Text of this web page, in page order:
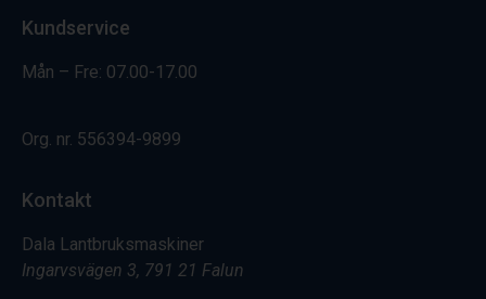
Kundservice
Mån – Fre: 07.00-17.00
Org. nr. 556394-9899
Kontakt
Dala Lantbruksmaskiner
Ingarvsvägen 3, 791 21 Falun